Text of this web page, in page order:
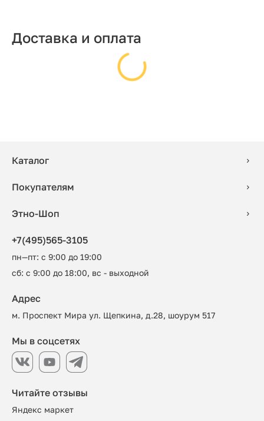
Доставка и оплата
Каталог
Покупателям
Этно-Шоп
+7(495)565-3105
пн—пт: с 9:00 до 19:00
сб: с 9:00 до 18:00, вс - выходной
Читайте отзывы
Яндекс маркет
Адрес
м. Проспект Мира ул. Щепкина, д.28, шоурум 517
Мы в соцсетях